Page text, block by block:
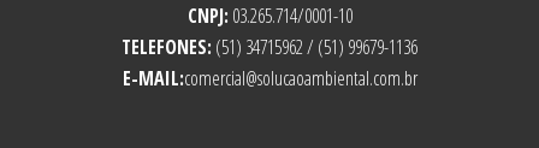
CNPJ: 03.265.714/0001-10
TELEFONES: (51) 34715962 / (51) 99679-1136
E-MAIL:comercial@solucaoambiental.com.br